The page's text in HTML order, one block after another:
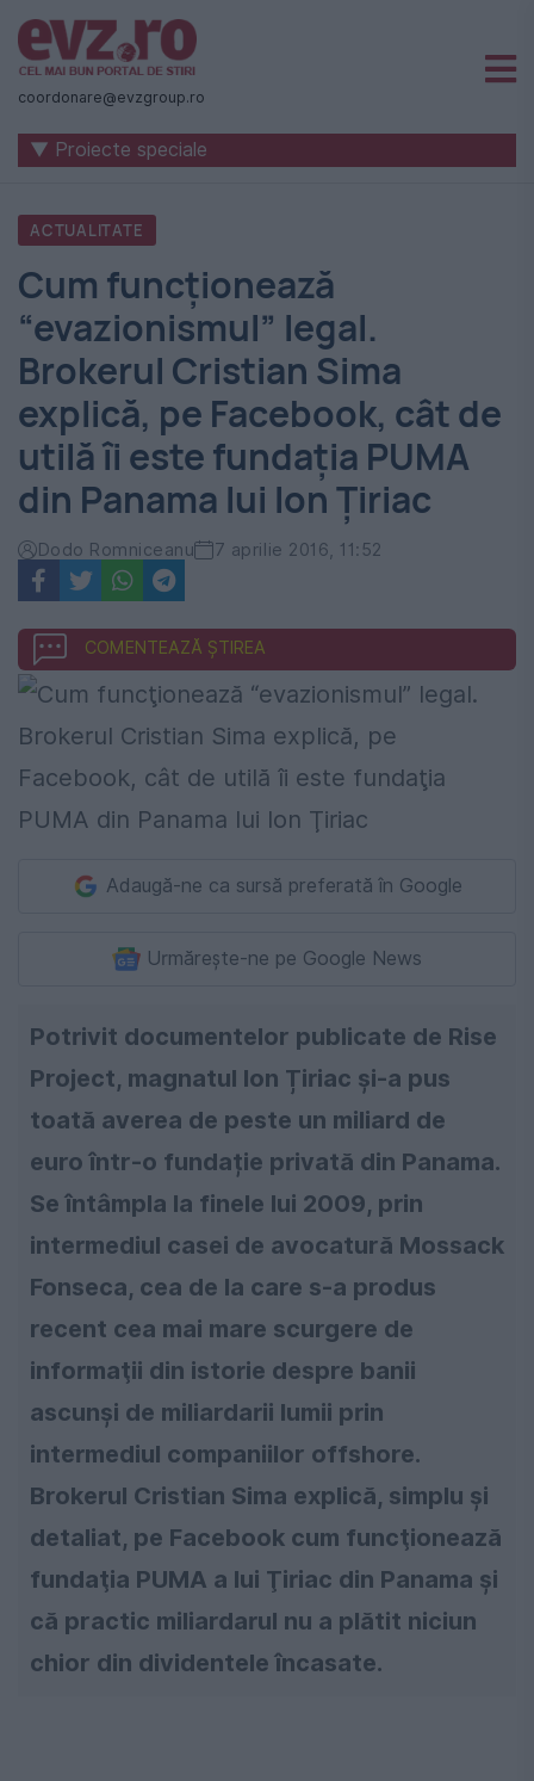
Știri
naționale
internaționale
România
-
Evenimentul
Zilei
coordonare@evzgroup.ro
▼ Proiecte speciale
ACTUALITATE
Cum funcţionează
“evazionismul” legal.
Brokerul Cristian Sima
explică, pe Facebook, cât de
utilă îi este fundaţia PUMA
din Panama lui Ion Ţiriac
Dodo Romniceanu 7 aprilie 2016, 11:52
COMENTEAZĂ ȘTIREA
Adaugă-ne ca sursă preferată în Google
Urmărește-ne pe Google News
Potrivit documentelor publicate de Rise
Project, magnatul Ion Țiriac și-a pus
toată averea de peste un miliard de
euro într-o fundație privată din Panama.
Se întâmpla la finele lui 2009, prin
intermediul casei de avocatură Mossack
Fonseca, cea de la care s-a produs
recent cea mai mare scurgere de
informaţii din istorie despre banii
ascunşi de miliardarii lumii prin
intermediul companiilor offshore.
Brokerul Cristian Sima explică, simplu şi
detaliat, pe Facebook cum funcţionează
fundaţia PUMA a lui Ţiriac din Panama şi
că practic miliardarul nu a plătit niciun
chior din dividentele încasate.